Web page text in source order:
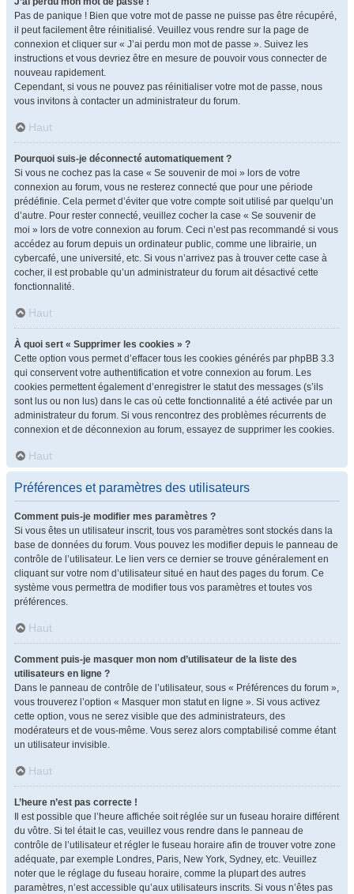
Pas de panique ! Bien que votre mot de passe ne puisse pas être récupéré,
il peut facilement être réinitialisé. Veuillez vous rendre sur la page de
connexion et cliquer sur « J’ai perdu mon mot de passe ». Suivez les
instructions et vous devriez être en mesure de pouvoir vous connecter de
nouveau rapidement.
Cependant, si vous ne pouvez pas réinitialiser votre mot de passe, nous
vous invitons à contacter un administrateur du forum.
Haut
Pourquoi suis-je déconnecté automatiquement ?
Si vous ne cochez pas la case « Se souvenir de moi » lors de votre
connexion au forum, vous ne resterez connecté que pour une période
prédéfinie. Cela permet d’éviter que votre compte soit utilisé par quelqu’un
d’autre. Pour rester connecté, veuillez cocher la case « Se souvenir de
moi » lors de votre connexion au forum. Ceci n’est pas recommandé si vous
accédez au forum depuis un ordinateur public, comme une librairie, un
cybercafé, une université, etc. Si vous n’arrivez pas à trouver cette case à
cocher, il est probable qu’un administrateur du forum ait désactivé cette
fonctionnalité.
Haut
À quoi sert « Supprimer les cookies » ?
Cette option vous permet d’effacer tous les cookies générés par phpBB 3.3
qui conservent votre authentification et votre connexion au forum. Les
cookies permettent également d’enregistrer le statut des messages (s’ils
sont lus ou non lus) dans le cas où cette fonctionnalité a été activée par un
administrateur du forum. Si vous rencontrez des problèmes récurrents de
connexion et de déconnexion au forum, essayez de supprimer les cookies.
Haut
Préférences et paramètres des utilisateurs
Comment puis-je modifier mes paramètres ?
Si vous êtes un utilisateur inscrit, tous vos paramètres sont stockés dans la
base de données du forum. Vous pouvez les modifier depuis le panneau de
contrôle de l’utilisateur. Le lien vers ce dernier se trouve généralement en
cliquant sur votre nom d’utilisateur situé en haut des pages du forum. Ce
système vous permettra de modifier tous vos paramètres et toutes vos
préférences.
Haut
Comment puis-je masquer mon nom d’utilisateur de la liste des
utilisateurs en ligne ?
Dans le panneau de contrôle de l’utilisateur, sous « Préférences du forum »,
vous trouverez l’option « Masquer mon statut en ligne ». Si vous activez
cette option, vous ne serez visible que des administrateurs, des
modérateurs et de vous-même. Vous serez alors comptabilisé comme étant
un utilisateur invisible.
Haut
L’heure n’est pas correcte !
Il est possible que l’heure affichée soit réglée sur un fuseau horaire différent
du vôtre. Si tel était le cas, veuillez vous rendre dans le panneau de
contrôle de l’utilisateur et régler le fuseau horaire afin de trouver votre zone
adéquate, par exemple Londres, Paris, New York, Sydney, etc. Veuillez
noter que le réglage du fuseau horaire, comme la plupart des autres
paramètres, n’est accessible qu’aux utilisateurs inscrits. Si vous n’êtes pas